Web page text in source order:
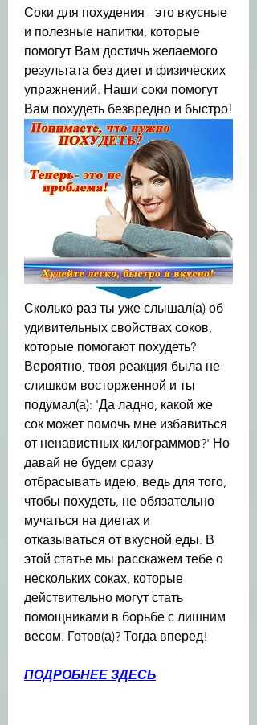
Соки для похудения - это вкусные
и полезные напитки, которые
помогут Вам достичь желаемого
результата без диет и физических
упражнений. Наши соки помогут
Вам похудеть безвредно и быстро!
Сколько раз ты уже слышал(а) об
удивительных свойствах соков,
которые помогают похудеть?
Вероятно, твоя реакция была не
слишком восторженной и ты
подумал(а): 'Да ладно, какой же
сок может помочь мне избавиться
от ненавистных килограммов?' Но
давай не будем сразу
отбрасывать идею, ведь для того,
чтобы похудеть, не обязательно
мучаться на диетах и
отказываться от вкусной еды. В
этой статье мы расскажем тебе о
нескольких соках, которые
действительно могут стать
помощниками в борьбе с лишним
весом. Готов(а)? Тогда вперед!
ПОДРОБНЕЕ ЗДЕСЬ